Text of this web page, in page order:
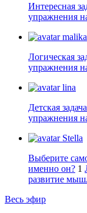
Интересная
упражнения
malika
Логическая
упражнения
lina
Детская
упражнения
Stella
Выберите
именно он? 1
развитие
Весь эфир